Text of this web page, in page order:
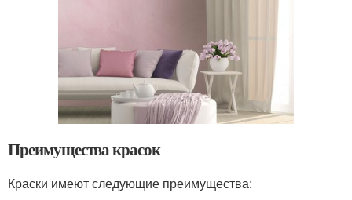
Преимущества красок
Краски имеют следующие преимущества: